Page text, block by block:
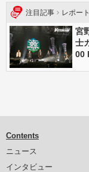
注目記事 レポート
宮
士
00
Contents
ニュース
インタビュー